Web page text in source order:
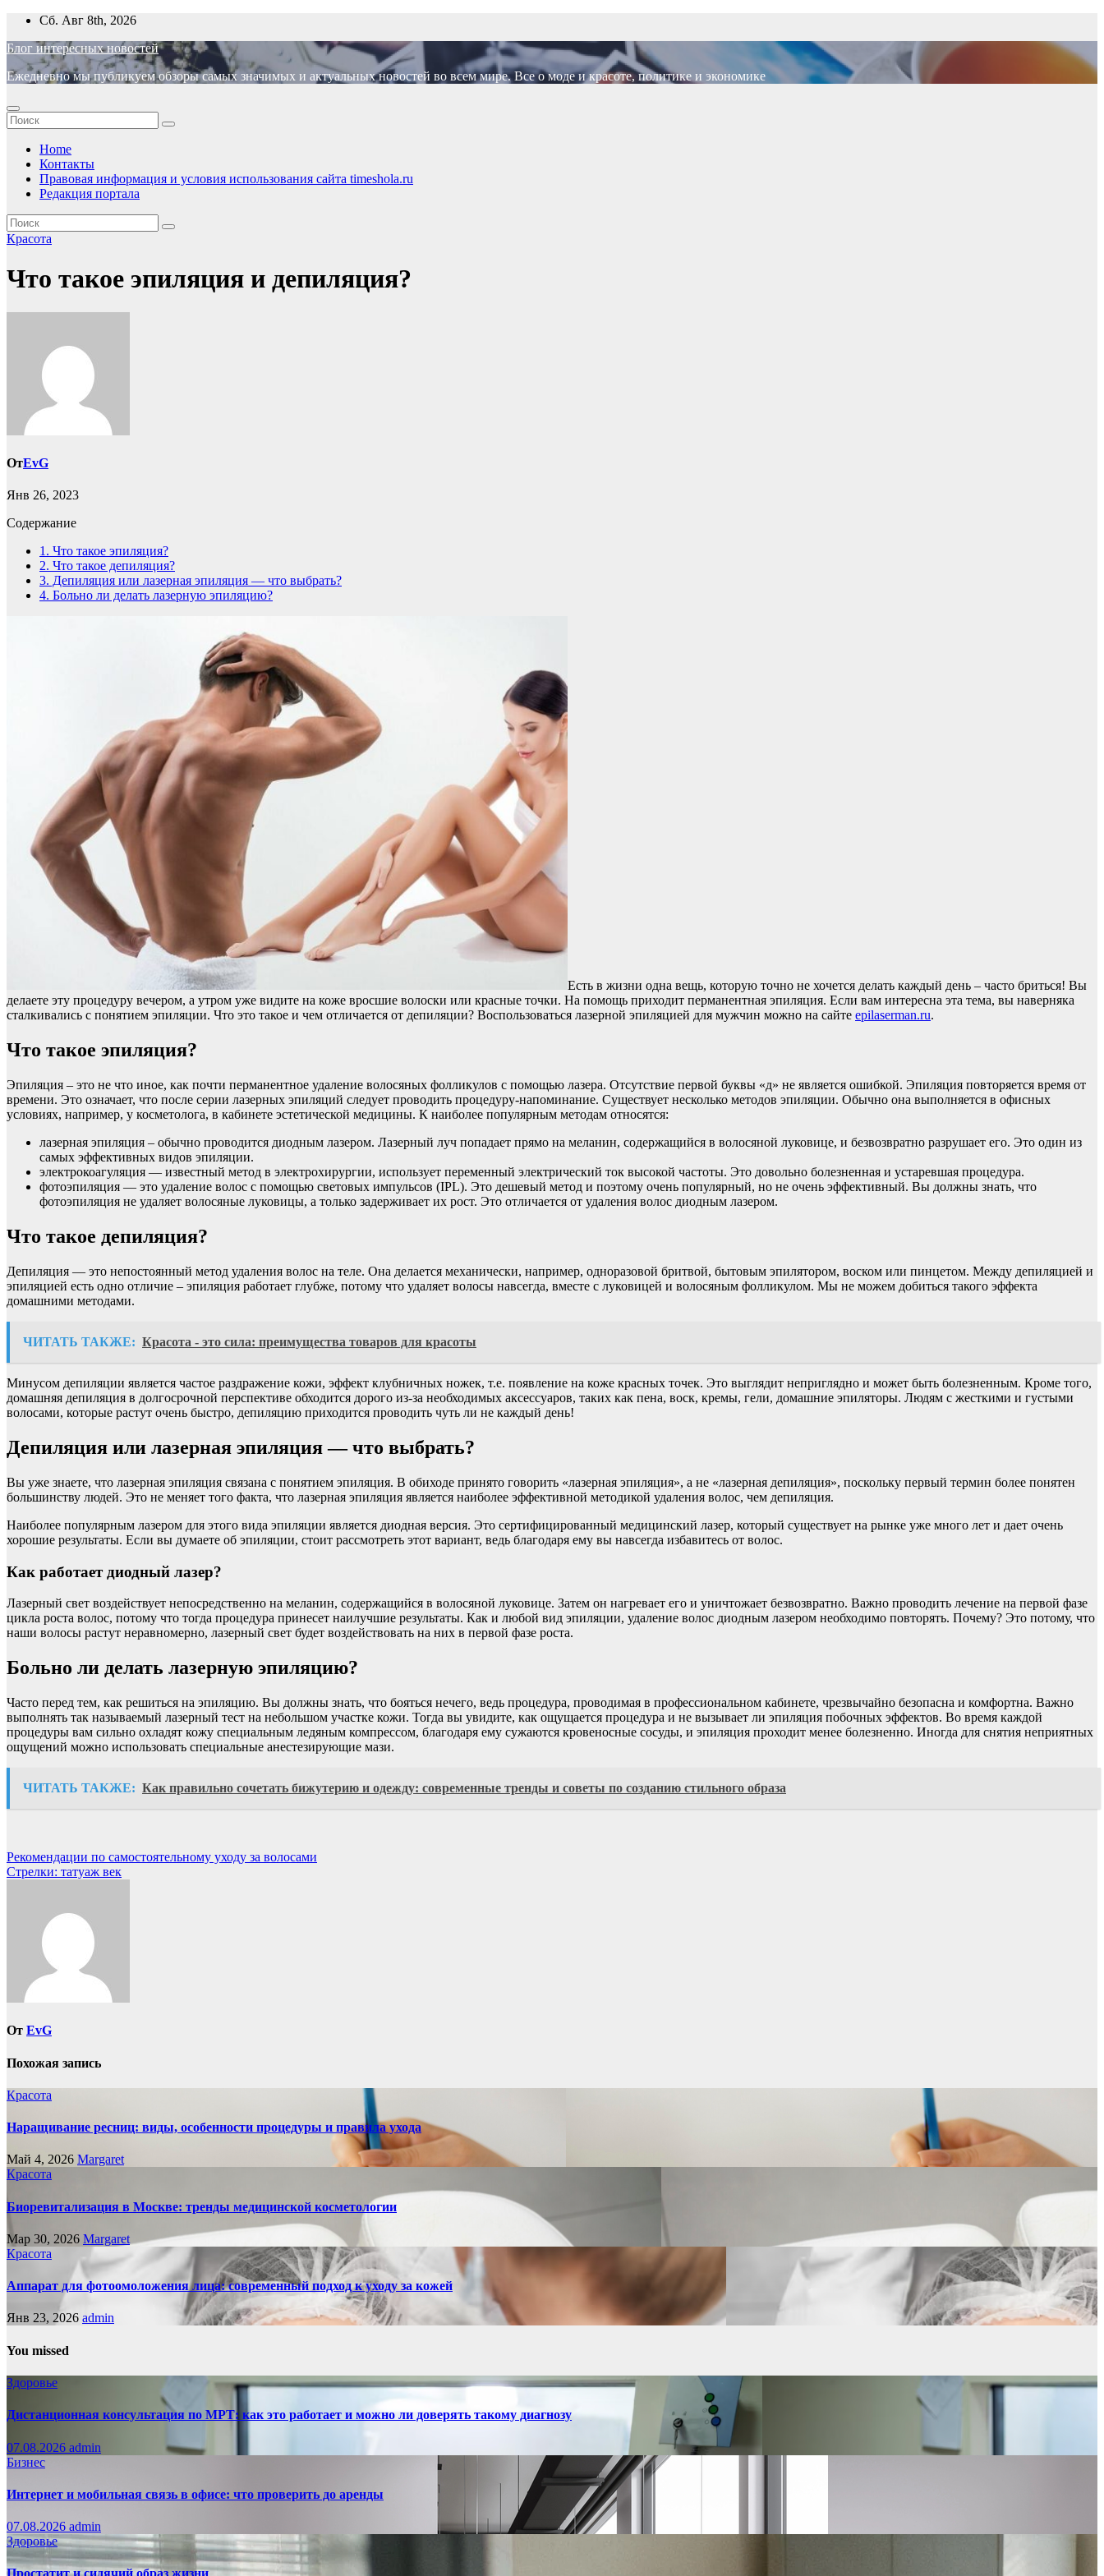
Перейти
содержимому
Сб. Авг 8th, 2026
Блог интересных новостей
Ежедневно мы публикуем обзоры самых значимых и актуальных новостей во всем мире. Все о моде и красоте, политике и экономике
Home
Контакты
Правовая информация и условия использования сайта timeshola.ru
Редакция портала
Красота
Что такое эпиляция и депиляция?
ОтEvG
Янв 26, 2023
Содержание
1. Что такое эпиляция?
2. Что такое депиляция?
3. Депиляция или лазерная эпиляция — что выбрать?
4. Больно ли делать лазерную эпиляцию?
Есть в жизни одна вещь, которую точно не хочется делать каждый день – часто бриться! Вы
делаете эту процедуру вечером, а утром уже видите на коже вросшие волоски или красные точки. На помощь приходит перманентная эпиляция. Если вам интересна эта тема, вы наверняка
сталкивались с понятием эпиляции. Что это такое и чем отличается от депиляции? Воспользоваться лазерной эпиляцией для мужчин можно на сайте epilaserman.ru.
Что такое эпиляция?
Эпиляция – это не что иное, как почти перманентное удаление волосяных фолликулов с помощью лазера. Отсутствие первой буквы «д» не является ошибкой. Эпиляция повторяется время от
времени. Это означает, что после серии лазерных эпиляций следует проводить процедуру-напоминание. Существует несколько методов эпиляции. Обычно она выполняется в офисных
условиях, например, у косметолога, в кабинете эстетической медицины. К наиболее популярным методам относятся:
лазерная эпиляция – обычно проводится диодным лазером. Лазерный луч попадает прямо на меланин, содержащийся в волосяной луковице, и безвозвратно разрушает его. Это один из
самых эффективных видов эпиляции.
электрокоагуляция — известный метод в электрохирургии, использует переменный электрический ток высокой частоты. Это довольно болезненная и устаревшая процедура.
фотоэпиляция — это удаление волос с помощью световых импульсов (IPL). Это дешевый метод и поэтому очень популярный, но не очень эффективный. Вы должны знать, что
фотоэпиляция не удаляет волосяные луковицы, а только задерживает их рост. Это отличается от удаления волос диодным лазером.
Что такое депиляция?
Депиляция — это непостоянный метод удаления волос на теле. Она делается механически, например, одноразовой бритвой, бытовым эпилятором, воском или пинцетом. Между депиляцией и
эпиляцией есть одно отличие – эпиляция работает глубже, потому что удаляет волосы навсегда, вместе с луковицей и волосяным фолликулом. Мы не можем добиться такого эффекта
домашними методами.
ЧИТАТЬ ТАКЖЕ: Красота - это сила: преимущества товаров для красоты
Минусом депиляции является частое раздражение кожи, эффект клубничных ножек, т.е. появление на коже красных точек. Это выглядит неприглядно и может быть болезненным. Кроме того,
домашняя депиляция в долгосрочной перспективе обходится дорого из-за необходимых аксессуаров, таких как пена, воск, кремы, гели, домашние эпиляторы. Людям с жесткими и густыми
волосами, которые растут очень быстро, депиляцию приходится проводить чуть ли не каждый день!
Депиляция или лазерная эпиляция — что выбрать?
Вы уже знаете, что лазерная эпиляция связана с понятием эпиляция. В обиходе принято говорить «лазерная эпиляция», а не «лазерная депиляция», поскольку первый термин более понятен
большинству людей. Это не меняет того факта, что лазерная эпиляция является наиболее эффективной методикой удаления волос, чем депиляция.
Наиболее популярным лазером для этого вида эпиляции является диодная версия. Это сертифицированный медицинский лазер, который существует на рынке уже много лет и дает очень
хорошие результаты. Если вы думаете об эпиляции, стоит рассмотреть этот вариант, ведь благодаря ему вы навсегда избавитесь от волос.
Как работает диодный лазер?
Лазерный свет воздействует непосредственно на меланин, содержащийся в волосяной луковице. Затем он нагревает его и уничтожает безвозвратно. Важно проводить лечение на первой фазе
цикла роста волос, потому что тогда процедура принесет наилучшие результаты. Как и любой вид эпиляции, удаление волос диодным лазером необходимо повторять. Почему? Это потому, что
наши волосы растут неравномерно, лазерный свет будет воздействовать на них в первой фазе роста.
Больно ли делать лазерную эпиляцию?
Часто перед тем, как решиться на эпиляцию. Вы должны знать, что бояться нечего, ведь процедура, проводимая в профессиональном кабинете, чрезвычайно безопасна и комфортна. Важно
выполнять так называемый лазерный тест на небольшом участке кожи. Тогда вы увидите, как ощущается процедура и не вызывает ли эпиляция побочных эффектов. Во время каждой
процедуры вам сильно охладят кожу специальным ледяным компрессом, благодаря ему сужаются кровеносные сосуды, и эпиляция проходит менее болезненно. Иногда для снятия неприятных
ощущений можно использовать специальные анестезирующие мази.
ЧИТАТЬ ТАКЖЕ: Как правильно сочетать бижутерию и одежду: современные тренды и советы по созданию стильного образа
Навигация
по
Рекомендации по самостоятельному уходу за волосами
Стрелки: татуаж век
От EvG
Похожая запись
Красота
Наращивание ресниц: виды, особенности процедуры и правила ухода
Май 4, 2026 Margaret
Красота
Биоревитализация в Москве: тренды медицинской косметологии
Мар 30, 2026 Margaret
Красота
Аппарат для фотоомоложения лица: современный подход к уходу за кожей
Янв 23, 2026 admin
You missed
Здоровье
Дистанционная консультация по МРТ: как это работает и можно ли доверять такому диагнозу
07.08.2026 admin
Бизнес
Интернет и мобильная связь в офисе: что проверить до аренды
07.08.2026 admin
Здоровье